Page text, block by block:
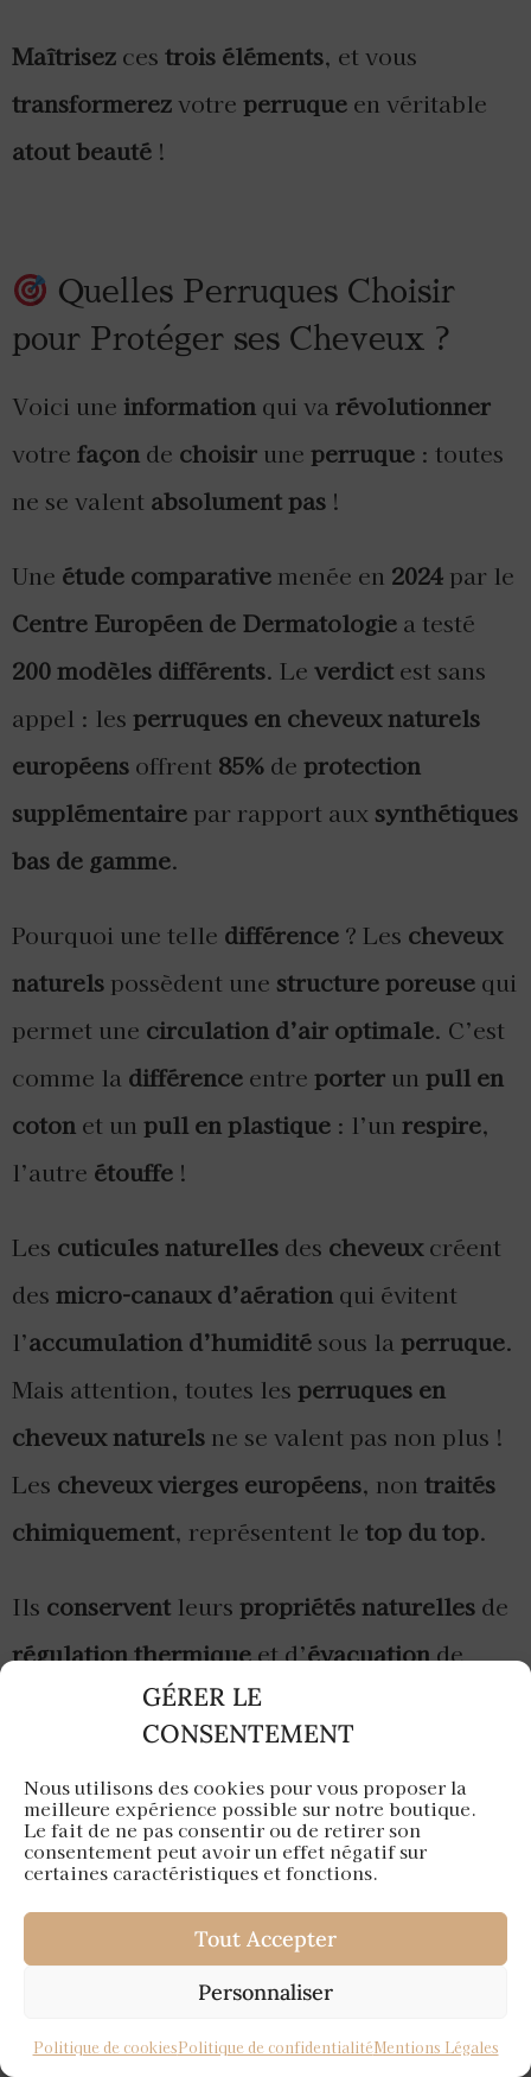
GÉRER LE
CONSENTEMENT
Nous utilisons des cookies pour vous proposer la
meilleure expérience possible sur notre boutique.
Le fait de ne pas consentir ou de retirer son
consentement peut avoir un effet négatif sur
certaines caractéristiques et fonctions.
Tout Accepter
Personnaliser
Politique de cookiesPolitique de confidentialitéMentions Légales
Maîtrisez ces trois éléments, et vous
transformerezvotre perruque en véritable
atout beauté !
Quelles Perruques Choisir
pour Protéger ses Cheveux ?
Voici une information qui va révolutionner
votre façon de choisir une perruque : toutes
ne se valent absolument pas !
Une étude comparative menée en 2024 par le
Centre Européen de Dermatologie a testé
200 modèles différents. Le verdict est sans
appel : les perruques en cheveux naturels
européens offrent 85% de protection
supplémentaire par rapport aux synthétiques
bas de gamme.
Pourquoi une telle différence ? Les cheveux
naturels possèdent une structure poreuse qui
permet une circulation d’air optimale. C’est
comme la différence entre porter un pull en
coton et un pull en plastique : l’un respire,
l’autre étouffe !
Les cuticules naturelles des cheveuxcréent
des micro-canaux d’aération qui évitent
l’accumulation d’humiditésous la perruque.
Mais attention, toutes les perruques en
cheveux naturels ne se valent pas non plus !
Les cheveux vierges européens, non traités
chimiquement, représentent le top du top.
Ils conservent leurs propriétés naturelles de
régulation thermiqueet d’évacuationde
. À l’inverse
asiatiques décolorés puis recolorés
une grande partie de cescapacités
protectrices. Pour lesbudgets plus serrés
lesfibres synthétiques de nouvelle
constituent uneexcellente
Lestechnologies japonaises Kanekalon et